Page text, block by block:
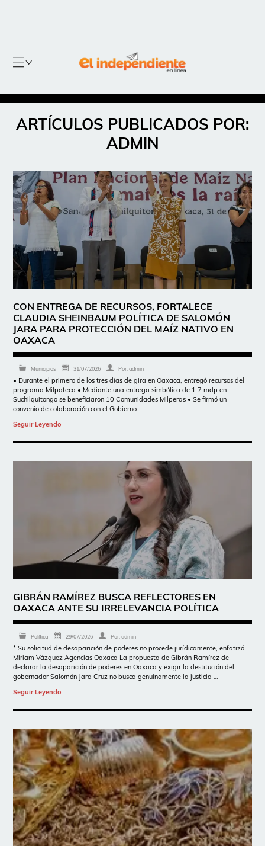
ARTÍCULOS PUBLICADOS POR:
ADMIN
CON ENTREGA DE RECURSOS, FORTALECE
CLAUDIA SHEINBAUM POLÍTICA DE SALOMÓN
JARA PARA PROTECCIÓN DEL MAÍZ NATIVO EN
OAXACA
Municipios 31/07/2026 Por:admin
• Durante el primero de los tres días de gira en Oaxaca, entregó recursos del
programa Milpateca • Mediante una entrega simbólica de 1.7 mdp en
Suchilquitongo se beneficiaron 10 Comunidades Milperas • Se firmó un
convenio de colaboración con el Gobierno …
Seguir Leyendo
GIBRÁN RAMÍREZ BUSCA REFLECTORES EN
OAXACA ANTE SU IRRELEVANCIA POLÍTICA
Política 29/07/2026 Por:admin
* Su solicitud de desaparición de poderes no procede jurídicamente, enfatizó
Miriam Vázquez Agencias Oaxaca La propuesta de Gibrán Ramírez de
declarar la desaparición de poderes en Oaxaca y exigir la destitución del
gobernador Salomón Jara Cruz no busca genuinamente la justicia …
Seguir Leyendo